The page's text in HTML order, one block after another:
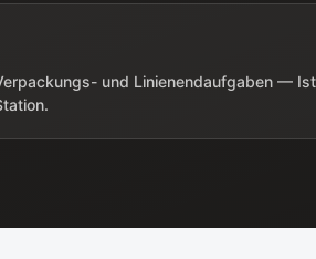
und Linienendaufgaben —